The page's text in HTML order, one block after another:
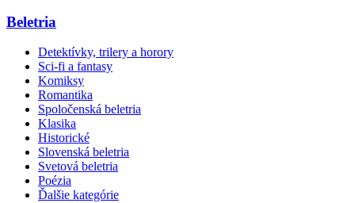
Beletria
Detektívky, trilery a horory
Sci-fi a fantasy
Komiksy
Romantika
Spoločenská beletria
Klasika
Historické
Slovenská beletria
Svetová beletria
Poézia
Ďalšie kategórie